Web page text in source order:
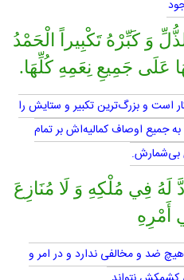
وَ كَبِّرْهُ تَكْبِيراً الْحَمْدُ
عَلَى جَمِيعِ نِعَمِهِ كُلِّهَا.
است و بزرگ‌ترين تكبير و ستايش را
جميع اوصاف كماليه‌اش بر تمام
بى‌شمارش.
لَهُ فِي مُلْكِهِ وَ لَا مُنَازِعَ
أَمْرِهِ
ضد و مخالفى ندارد و در امر و